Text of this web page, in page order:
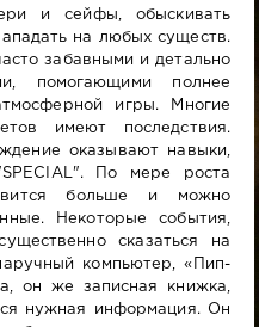
и сейфы, обыскивать
на любых существ.
забавными и детально
помогающими полнее
игры. Многие
имеют последствия.
оказывают навыки,
По мере роста
больше и можно
Некоторые события,
сказаться на
компьютер, «Пип-
он же записная книжка,
нужная информация. Он